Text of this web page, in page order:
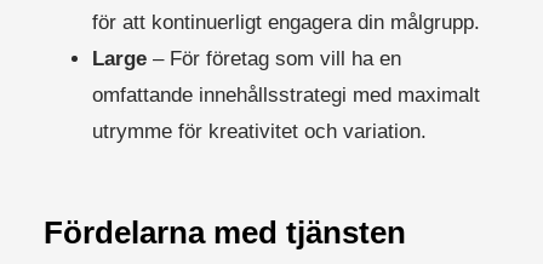
för att kontinuerligt engagera din målgrupp.
Large– För företag som vill ha en
omfattande innehållsstrategi med maximalt
utrymme för kreativitet och variation.
Fördelarna med tjänsten